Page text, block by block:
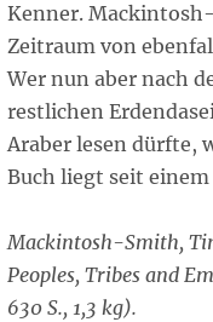
Kenner.
Zeitraum von
Wer nun aber nach
restlichen
Araber lesen dürfte,
Buch liegt seit
Mackintosh-Smith,
Peoples, Tribes and
630 S., 1,3 kg).